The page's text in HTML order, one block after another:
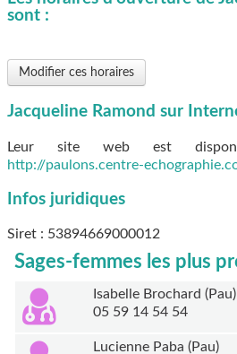
sont :
Modifier ces horaires
Jacqueline Ramond sur
Leur site web est
http://paulons.centre-
Infos juridiques
Siret : 53894669000012
Sages-femmes les plus
Isabelle Brochard (Pau)
05 59 14 54 54
Lucienne Paba (Pau)